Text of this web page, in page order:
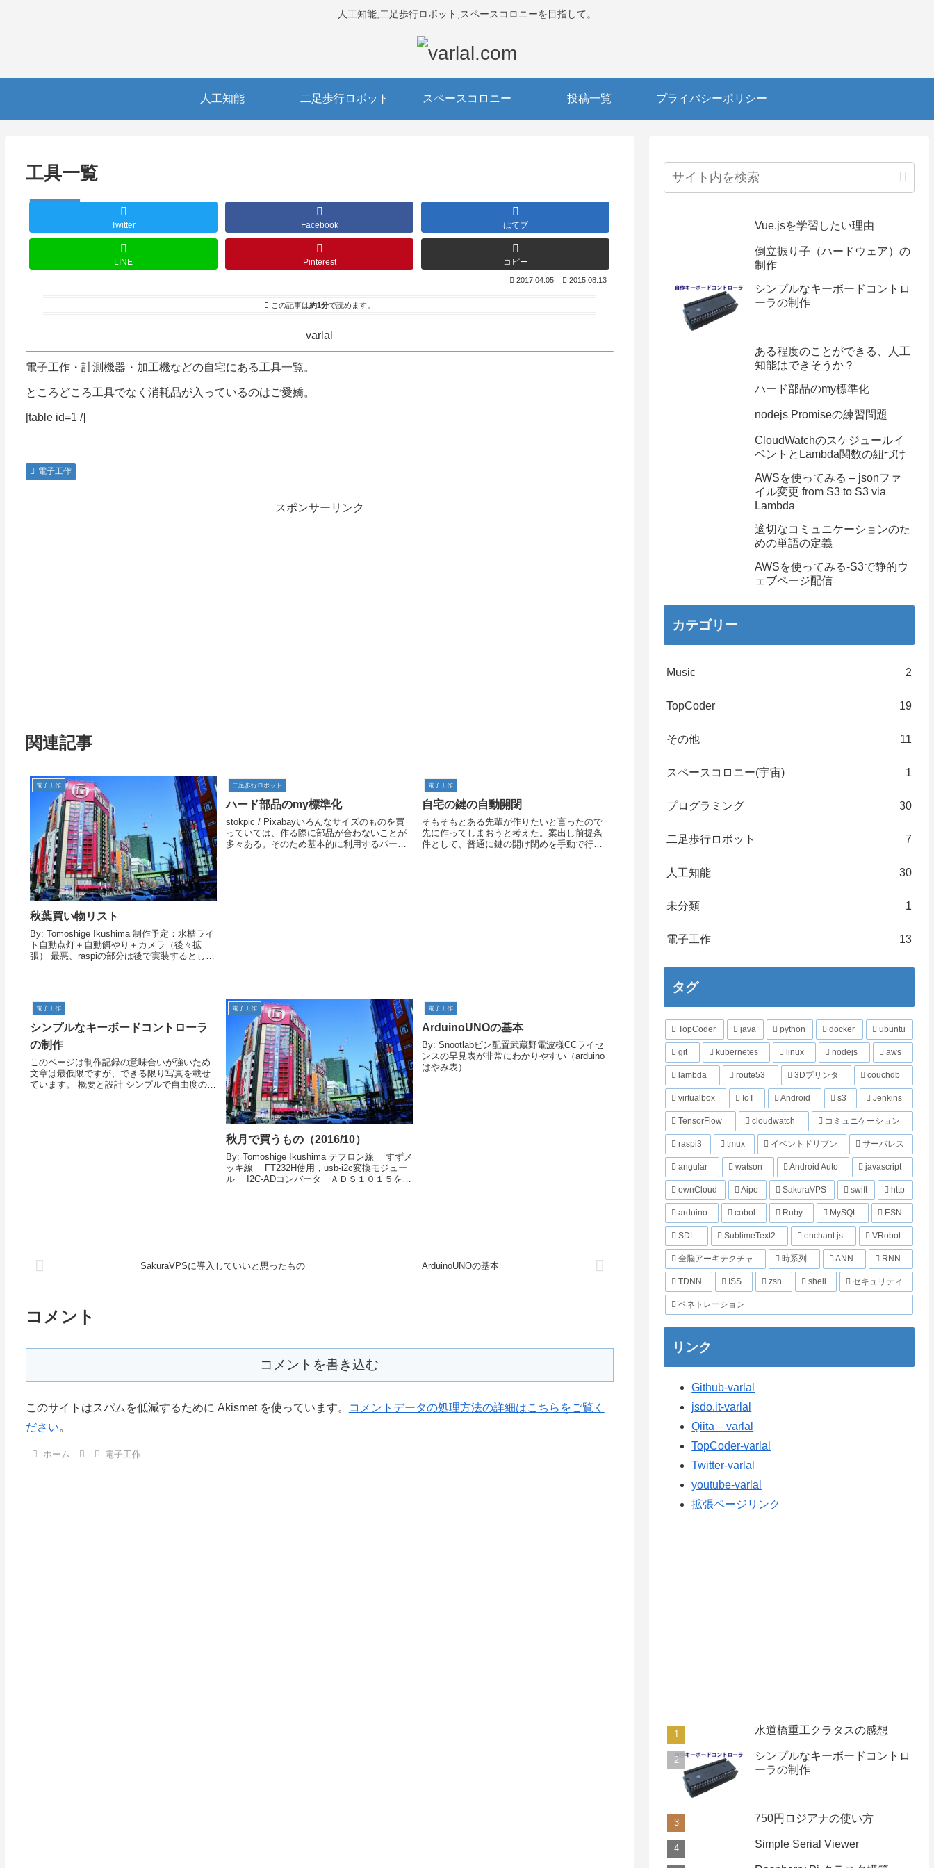
人工知能,二足歩行ロボット,スペースコロニーを目指して。
人工知能 二足歩行ロボット スペースコロニー 投稿一覧 プライバシーポリシー
工具一覧
Twitter Facebook はてブ
LINE Pinterest コピー
2017.04.05 2015.08.13
この記事は約1分で読めます。
varlal
電子工作・計測機器・加工機などの自宅にある工具一覧。
ところどころ工具でなく消耗品が入っているのはご愛嬌。
[table id=1 /]
電子工作
スポンサーリンク
関連記事
電子工作
秋葉買い物リスト
By: Tomoshige Ikushima 制作予定：水槽ライ
ト自動点灯＋自動餌やり＋カメラ（後々拡
張） 最悪、raspiの部分は後で実装するとし
二足歩行ロボット
ハード部品のmy標準化
stokpic / Pixabayいろんなサイズのものを買
っていては、作る際に部品が合わないことが
多々ある。そのため基本的に利用するパーツ
電子工作
自宅の鍵の自動開閉
そもそもとある先輩が作りたいと言ったので
先に作ってしまおうと考えた。案出し前提条
件として、普通に鍵の開け閉めを手動で行う
電子工作
シンプルなキーボードコントローラ
の制作
このページは制作記録の意味合いが強いため
文章は最低限ですが、できる限り写真を載せ
ています。 概要と設計 シンプルで自由度の高
電子工作
秋月で買うもの（2016/10）
By: Tomoshige Ikushima テフロン線 すずメ
ッキ線 FT232H使用，usb-i2c変換モジュー
ル I2C-ADコンバータ ＡＤＳ１０１５を使
電子工作
ArduinoUNOの基本
By: Snootlabピン配置武蔵野電波様CCライセ
ンスの早見表が非常にわかりやすい（arduino
はやみ表）
SakuraVPSに導入していいと思ったもの ArduinoUNOの基本
コメント
コメントを書き込む
このサイトはスパムを低減するために Akismet を使っています。
コメントデータの処理方法の詳細はこちらをご覧く
ださい。
ホーム 電子工作
Vue.jsを学習したい理由
倒立振り子（ハードウェア）の
制作
シンプルなキーボードコントロ
ーラの制作
ある程度のことができる、人工
知能はできそうか？
ハード部品のmy標準化
nodejs Promiseの練習問題
CloudWatchのスケジュールイ
ベントとLambda関数の紐づけ
AWSを使ってみる – jsonファ
イル変更 from S3 to S3 via
Lambda
適切なコミュニケーションのた
めの単語の定義
AWSを使ってみる-S3で静的ウ
ェブページ配信
カテゴリー
Music 2
TopCoder 19
その他 11
スペースコロニー(宇宙) 1
プログラミング 30
二足歩行ロボット 7
人工知能 30
未分類 1
電子工作 13
タグ
TopCoder java python docker ubuntu
git kubernetes linux nodejs aws
lambda route53 3Dプリンタ couchdb
virtualbox IoT Android s3 Jenkins
TensorFlow cloudwatch コミュニケーション
raspi3 tmux イベントドリブン サーバレス
angular watson Android Auto javascript
ownCloud Aipo SakuraVPS swift http
arduino cobol Ruby MySQL ESN
SDL SublimeText2 enchant.js VRobot
全脳アーキテクチャ 時系列 ANN RNN
TDNN ISS zsh shell セキュリティ
ペネトレーション
リンク
Github-varlal
jsdo.it-varlal
Qiita – varlal
TopCoder-varlal
Twitter-varlal
youtube-varlal
拡張ページリンク
水道橋重工クラタスの感想
シンプルなキーボードコントロ
ーラの制作
750円ロジアナの使い方
Simple Serial Viewer